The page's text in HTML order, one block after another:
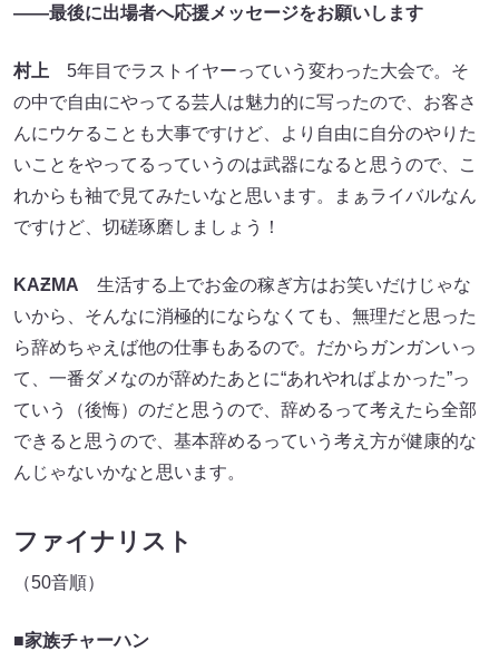
――最後に出場者へ応援メッセージをお願いします
村上 5年目でラストイヤーっていう変わった大会で。そ
の中で自由にやってる芸人は魅力的に写ったので、お客さ
んにウケることも大事ですけど、より自由に自分のやりた
いことをやってるっていうのは武器になると思うので、こ
れからも袖で見てみたいなと思います。まぁライバルなん
ですけど、切磋琢磨しましょう！
KAƵMA 生活する上でお金の稼ぎ方はお笑いだけじゃな
いから、そんなに消極的にならなくても、無理だと思った
ら辞めちゃえば他の仕事もあるので。だからガンガンいっ
て、一番ダメなのが辞めたあとに“あれやればよかった”っ
ていう（後悔）のだと思うので、辞めるって考えたら全部
できると思うので、基本辞めるっていう考え方が健康的な
んじゃないかなと思います。
ファイナリスト
（50音順）
■家族チャーハン